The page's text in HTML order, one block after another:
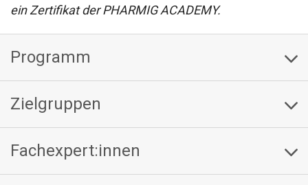
ein Zertifikat der PHARMIG ACADEMY.
Programm
Zielgruppen
Fachexpert:innen